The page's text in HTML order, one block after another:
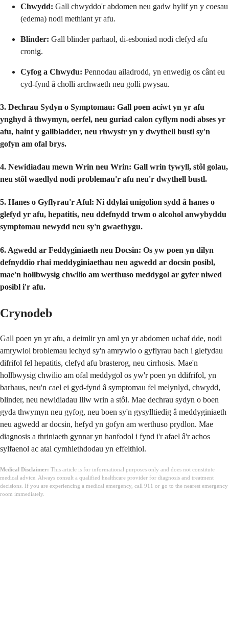
Chwydd: Gall chwyddo'r abdomen neu gadw hylif yn y coesau
(edema) nodi methiant yr afu.
Blinder: Gall blinder parhaol, di-esboniad nodi clefyd afu
cronig.
Cyfog a Chwydu: Pennodau ailadrodd, yn enwedig os cânt eu
cyd-fynd â cholli archwaeth neu golli pwysau.
3. Dechrau Sydyn o Symptomau: Gall poen acíwt yn yr afu
ynghyd â thwymyn, oerfel, neu guriad calon cyflym nodi abses yr
afu, haint y gallbladder, neu rhwystr yn y dwythell bustl sy'n
gofyn am ofal brys.
4. Newidiadau mewn Wrin neu Wrin: Gall wrin tywyll, stôl golau,
neu stôl waedlyd nodi problemau'r afu neu'r dwythell bustl.
5. Hanes o Gyflyrau'r Aful: Ni ddylai unigolion sydd â hanes o
glefyd yr afu, hepatitis, neu ddefnydd trwm o alcohol anwybyddu
symptomau newydd neu sy'n gwaethygu.
6. Agwedd ar Feddyginiaeth neu Docsin: Os yw poen yn dilyn
defnyddio rhai meddyginiaethau neu agwedd ar docsin posibl,
mae'n hollbwysig chwilio am werthuso meddygol ar gyfer niwed
posibl i'r afu.
Crynodeb
Gall poen yn yr afu, a deimlir yn aml yn yr abdomen uchaf dde, nodi
amrywiol broblemau iechyd sy'n amrywio o gyflyrau bach i glefydau
difrifol fel hepatitis, clefyd afu brasterog, neu cirrhosis. Mae'n
hollbwysig chwilio am ofal meddygol os yw'r poen yn ddifrifol, yn
barhaus, neu'n cael ei gyd-fynd â symptomau fel melynlyd, chwydd,
blinder, neu newidiadau lliw wrin a stôl. Mae dechrau sydyn o boen
gyda thwymyn neu gyfog, neu boen sy'n gysylltiedig â meddyginiaeth
neu agwedd ar docsin, hefyd yn gofyn am werthuso prydlon. Mae
diagnosis a thriniaeth gynnar yn hanfodol i fynd i'r afael â'r achos
sylfaenol ac atal cymhlethdodau yn effeithiol.
Medical Disclaimer: This article is for informational purposes only and does not constitute
medical advice. Always consult a qualified healthcare provider for diagnosis and treatment
decisions. If you are experiencing a medical emergency, call 911 or go to the nearest emergency
room immediately.